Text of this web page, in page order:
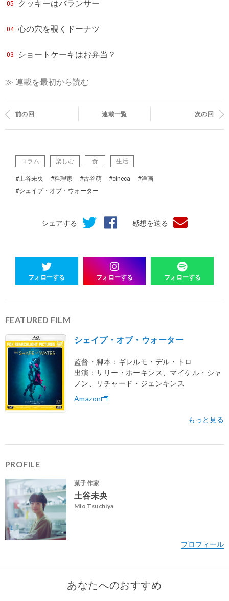
フォローする フォローする フォローする
05 クッキーはバランサー
04 心の穴を覗くドーナツ
03 ショートケーキはお弁当？
≫ 連載を最初から読む
前の回 連載一覧 次の回
コラム 楽しむ 食 生活
#土谷未央 #料理家 #古谷萌 #cineca
#洋画
#シェイプ・オブ・ウォーター
シェアする 感想を送る
FEATURED FILM
シェイプ・オブ・ウォーター
監督・脚本：ギレルモ・デル・トロ
出演：サリー・ホーキンス、マイケル・シャ
ノン、リチャード・ジェンキンス
Amazon
PROFILE
菓子作家
土谷未央
Mio Tsuchiya
あなたへのおすすめ